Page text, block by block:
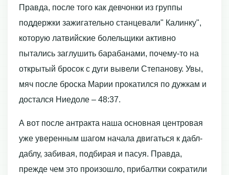
Правда, после того как девчонки из группы
поддержки зажигательно станцевали" Калинку",
которую латвийские болельщики активно
пытались заглушить барабанами, почему-то на
открытый бросок с дуги вывели Степанову. Увы,
мяч после броска Марии прокатился по дужкам и
достался Ниедоле – 48:37.
А вот после антракта наша основная центровая
уже уверенным шагом начала двигаться к дабл-
даблу, забивая, подбирая и пасуя. Правда,
прежде чем это произошло, прибалтки сократили